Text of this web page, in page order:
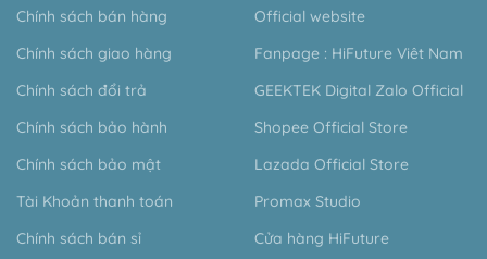
Chính sách bán hàng
Chính sách giao hàng
Chính sách đổi trả
Chính sách bảo hành
Chính sách bảo mật
Tài Khoản thanh toán
Chính sách bán sỉ
Official website
Fanpage : HiFuture Viêt Nam
GEEKTEK Digital Zalo Official
Shopee Official Store
Lazada Official Store
Promax Studio
Cửa hàng HiFuture